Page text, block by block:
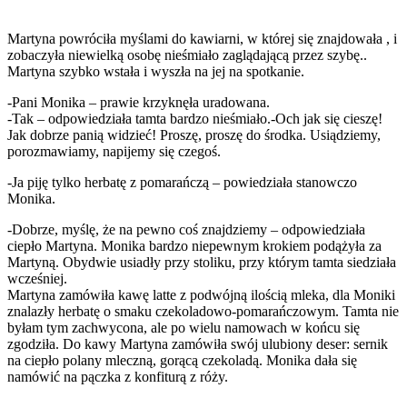
Martyna powróciła myślami do kawiarni, w której się znajdowała , i
zobaczyła niewielką osobę nieśmiało zaglądającą przez szybę..
Martyna szybko wstała i wyszła na jej na spotkanie.
-Pani Monika – prawie krzyknęła uradowana.
-Tak – odpowiedziała tamta bardzo nieśmiało.-Och jak się cieszę!
Jak dobrze panią widzieć! Proszę, proszę do środka. Usiądziemy,
porozmawiamy, napijemy się czegoś.
-Ja piję tylko herbatę z pomarańczą – powiedziała stanowczo
Monika.
-Dobrze, myślę, że na pewno coś znajdziemy – odpowiedziała
ciepło Martyna. Monika bardzo niepewnym krokiem podążyła za
Martyną. Obydwie usiadły przy stoliku, przy którym tamta siedziała
wcześniej.
Martyna zamówiła kawę latte z podwójną ilością mleka, dla Moniki
znalazły herbatę o smaku czekoladowo-pomarańczowym. Tamta nie
byłam tym zachwycona, ale po wielu namowach w końcu się
zgodziła. Do kawy Martyna zamówiła swój ulubiony deser: sernik
na ciepło polany mleczną, gorącą czekoladą. Monika dała się
namówić na pączka z konfiturą z róży.